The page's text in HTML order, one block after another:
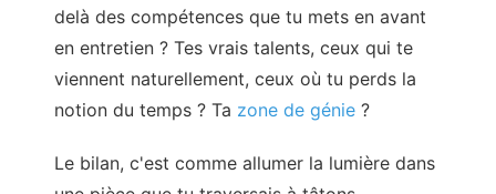
delà des compétences que tu mets en avant
en entretien ? Tes vrais talents, ceux qui te
viennent naturellement, ceux où tu perds la
notion du temps ? Ta zone de génie?
Le bilan, c'est comme allumer la lumière dans